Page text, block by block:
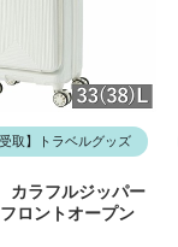
受取】トラベルグッズ
ラフルジッパー
ロントオープン